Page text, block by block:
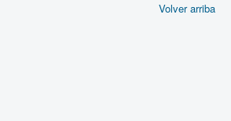
Volver arriba